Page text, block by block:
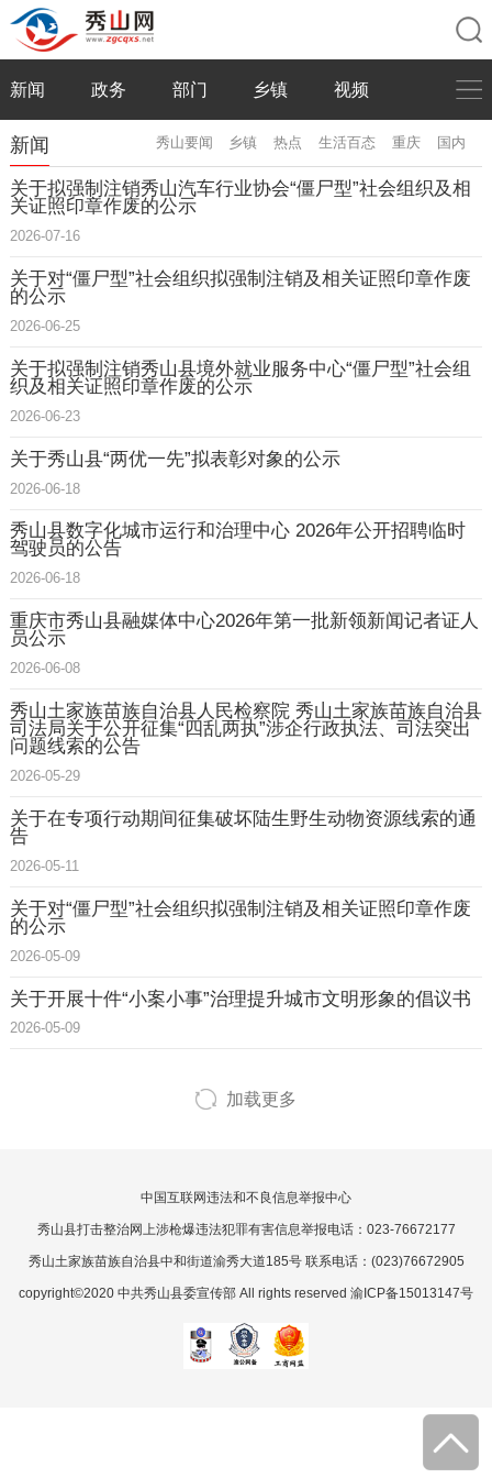
新闻 政务 部门 乡镇 视频
新闻 秀山要闻 乡镇 热点 生活百态 重庆 国内
关于拟强制注销秀山汽车行业协会“僵尸型”社会组织及相
关证照印章作废的公示
2026-07-16
关于对“僵尸型”社会组织拟强制注销及相关证照印章作废
的公示
2026-06-25
关于拟强制注销秀山县境外就业服务中心“僵尸型”社会组
织及相关证照印章作废的公示
2026-06-23
关于秀山县“两优一先”拟表彰对象的公示
2026-06-18
秀山县数字化城市运行和治理中心 2026年公开招聘临时
驾驶员的公告
2026-06-18
重庆市秀山县融媒体中心2026年第一批新领新闻记者证人
员公示
2026-06-08
秀山土家族苗族自治县人民检察院 秀山土家族苗族自治县
司法局关于公开征集“四乱两执”涉企行政执法、司法突出
问题线索的公告
2026-05-29
关于在专项行动期间征集破坏陆生野生动物资源线索的通
告
2026-05-11
关于对“僵尸型”社会组织拟强制注销及相关证照印章作废
的公示
2026-05-09
关于开展十件“小案小事”治理提升城市文明形象的倡议书
2026-05-09
加载更多
中国互联网违法和不良信息举报中心
秀山县打击整治网上涉枪爆违法犯罪有害信息举报电话：023-76672177
秀山土家族苗族自治县中和街道渝秀大道185号 联系电话：(023)76672905
copyright©2020 中共秀山县委宣传部 All rights reserved 渝ICP备15013147号